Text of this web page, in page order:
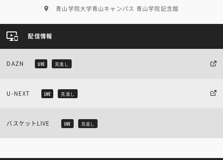
青山学院大学青山キャンパス 青山学院記念館
配信情報
DAZN LIVE 見逃し
U-NEXT LIVE 見逃し
バスケットLIVE LIVE 見逃し